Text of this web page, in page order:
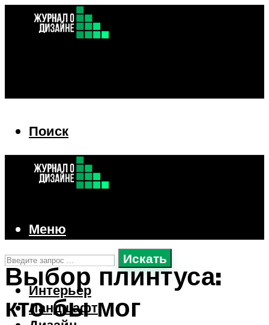
Поиск
Искать
Интерьер
Ландшафт
Меню
Выбор плинтуса:
кто бы мог